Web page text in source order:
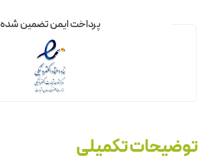
پرداخت ایمن تضمین شده
توضیحات تکمیلی